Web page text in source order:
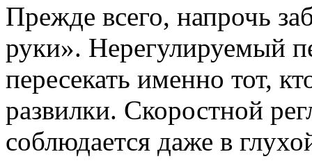
Прежде всего, напрочь
руки». Нерегулируемый
пересекать именно тот,
развилки. Скоростной
соблюдается даже в